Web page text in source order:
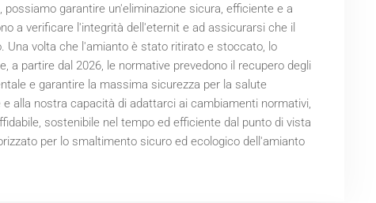
garantire un'eliminazione sicura, efficiente e a
a verificare l'integrità dell'eternit e ad assicurarsi che il
Una volta che l'amianto è stato ritirato e stoccato, lo
a partire dal 2026, le normative prevedono il recupero degli
e garantire la massima sicurezza per la salute
alla nostra capacità di adattarci ai cambiamenti normativi,
sostenibile nel tempo ed efficiente dal punto di vista
per lo smaltimento sicuro ed ecologico dell'amianto